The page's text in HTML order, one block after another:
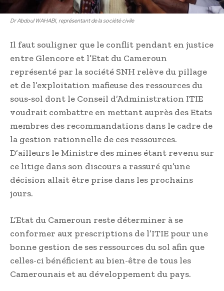
Dr Abdoul WAHABI, représentant de la société civile
Il faut souligner que le conflit pendant en justice
entre Glencore et l’Etat du Cameroun
représenté par la société SNH relève du pillage
et de l’exploitation mafieuse des ressources du
sous-sol dont le Conseil d’Administration ITIE
voudrait combattre en mettant auprès des Etats
membres des recommandations dans le cadre de
la gestion rationnelle de ces ressources.
D’ailleurs le Ministre des mines étant revenu sur
ce litige dans son discours a rassuré qu’une
décision allait être prise dans les prochains
jours.
L’Etat du Cameroun reste déterminer à se
conformer aux prescriptions de l’ITIE pour une
bonne gestion de ses ressources du sol afin que
celles-ci bénéficient au bien-être de tous les
Camerounais et au développement du pays.